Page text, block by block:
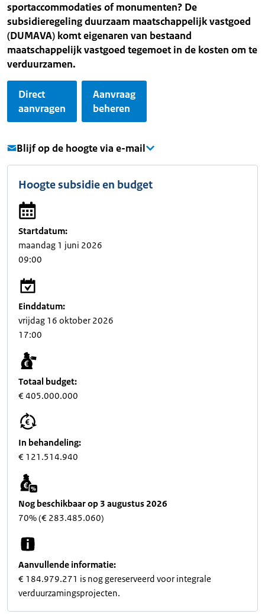
sportaccommodaties of monumenten? De
subsidieregeling duurzaam maatschappelijk vastgoed
(DUMAVA) komt eigenaren van bestaand
maatschappelijk vastgoed tegemoet in de kosten om te
verduurzamen.
Direct
aanvragen
Aanvraag
beheren
Blijf op de hoogte via e-mail
Hoogte subsidie en budget
Startdatum:
maandag 1 juni 2026
09:00
Einddatum:
vrijdag 16 oktober 2026
17:00
Totaal budget:
€ 405.000.000
In behandeling:
€ 121.514.940
Nog beschikbaar op 3 augustus 2026
70% (€ 283.485.060)
Aanvullende informatie:
€ 184.979.271 is nog gereserveerd voor integrale
verduurzamingsprojecten.